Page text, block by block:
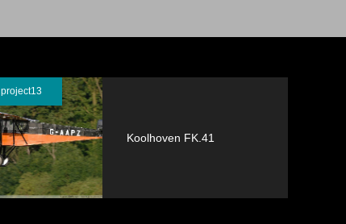
project13
Koolhoven FK.41